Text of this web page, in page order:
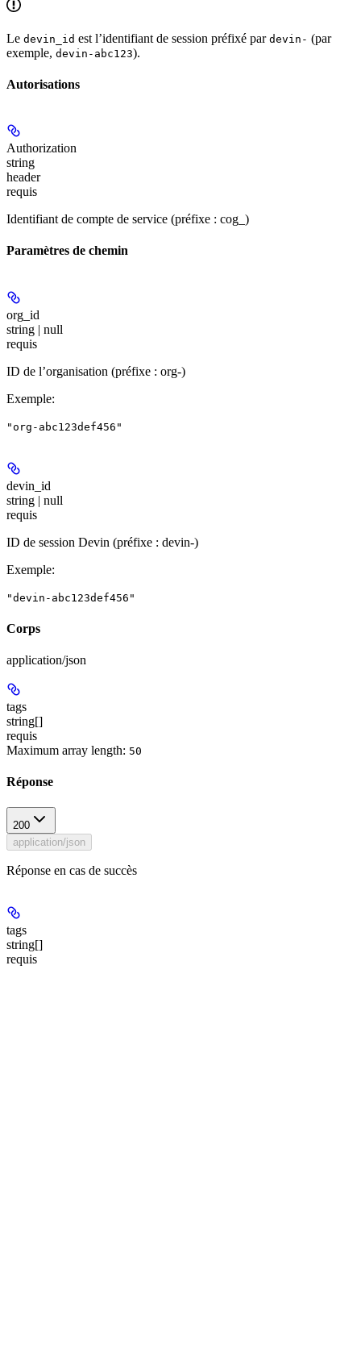
Le devin_id est l’identifiant de session préfixé par devin- (par
exemple, devin-abc123).
Autorisations
Authorization
string
header
requis
Identifiant de compte de service (préfixe : cog_)
Paramètres de chemin
org_id
string | null
requis
ID de l’organisation (préfixe : org-)
Exemple:
"org-abc123def456"
devin_id
string | null
requis
ID de session Devin (préfixe : devin-)
Exemple:
"devin-abc123def456"
Corps
application/json
tags
string[]
requis
Maximum array length: 50
Réponse
200
application/json
Réponse en cas de succès
tags
string[]
requis